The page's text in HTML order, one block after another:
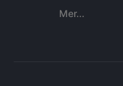
Mer...